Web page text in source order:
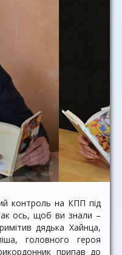
контроль на КПП під
ось, щоб ви знали –
дядька Хайнца,
головного героя
припав до